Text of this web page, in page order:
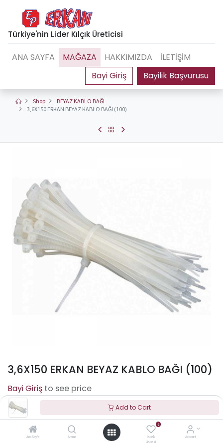
Add to Cart
Ana Sayfa Arama
0
İstek
Listesi
Account
Türkiye'nin Lider Kılçık Üreticisi
Bayilik Başvurusu
ANA SAYFA MAĞAZA HAKKIMIZDA İLETİŞİM
Shop
BEYAZ KABLO BAĞI
3,6X150 ERKAN BEYAZ KABLO BAĞI (100)
3,6X150 ERKAN BEYAZ KABLO BAĞI (100)
to see price
Terms and Conditions